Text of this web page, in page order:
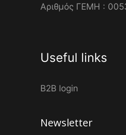
Αριθμός ΓΕΜΗ :
Useful links
B2B login
Newsletter